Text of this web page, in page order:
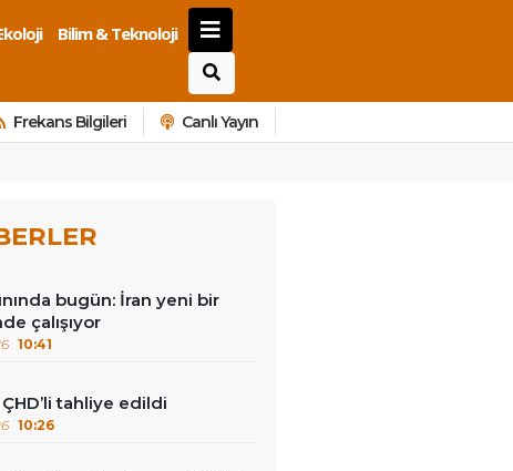
Bilim & Teknoloji
Frekans Bilgileri Canlı Yayın
bugün: İran yeni bir
çalışıyor
10:41
tahliye edildi
10:26